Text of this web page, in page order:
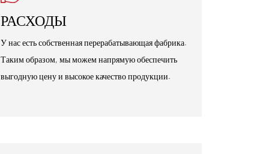
РАСХОДЫ
У нас есть собственная перерабатывающая фабрика.
Таким образом, мы можем напрямую обеспечить
выгодную цену и высокое качество продукции.